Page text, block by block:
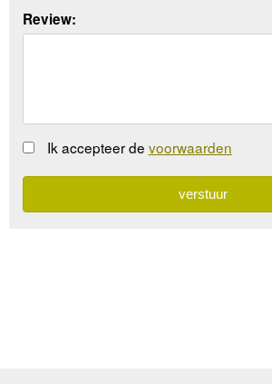
Review:
Ik accepteer de voorwaarden